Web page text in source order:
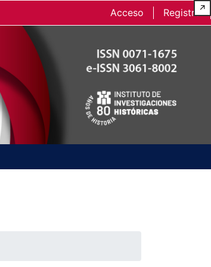
Acceso Registro↗